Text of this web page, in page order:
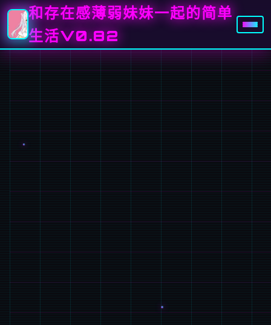
和存在感薄弱妹妹一起的简单
生活V0.82